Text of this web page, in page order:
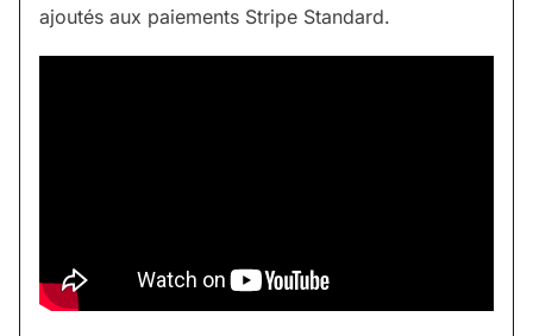
ajoutés aux paiements Stripe Standard.